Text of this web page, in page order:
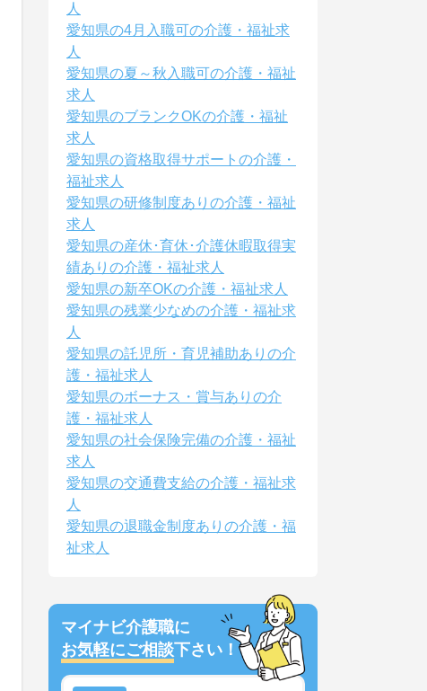
人
愛知県の4月入職可の介護・福祉求
人
愛知県の夏～秋入職可の介護・福祉
求人
愛知県のブランクOKの介護・福祉
求人
愛知県の資格取得サポートの介護・
福祉求人
愛知県の研修制度ありの介護・福祉
求人
愛知県の産休･育休･介護休暇取得実
績ありの介護・福祉求人
愛知県の新卒OKの介護・福祉求人
愛知県の残業少なめの介護・福祉求
人
愛知県の託児所・育児補助ありの介
護・福祉求人
愛知県のボーナス・賞与ありの介
護・福祉求人
愛知県の社会保険完備の介護・福祉
求人
愛知県の交通費支給の介護・福祉求
人
愛知県の退職金制度ありの介護・福
祉求人
マイナビ介護職に
お気軽にご相談下さい！